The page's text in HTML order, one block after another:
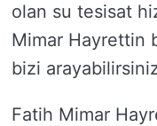
olan su tesisat
Mimar Hayrettin
bizi
Fatih Mimar